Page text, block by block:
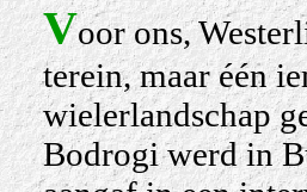
Voor ons,
terein, maar één
wielerlandschap
Bodrogi werd in